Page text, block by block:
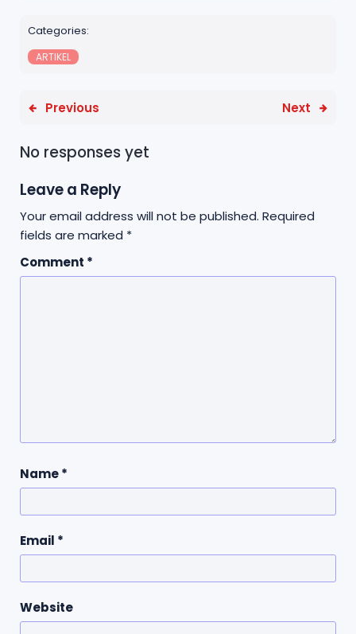
Categories:
ARTIKEL
Previous Next
No responses yet
Leave a Reply
Your email address will not be published. Required
fields are marked *
Comment *
Name*
Email *
Website